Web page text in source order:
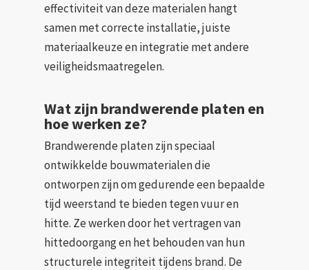
effectiviteit van deze materialen hangt
samen met correcte installatie, juiste
materiaalkeuze en integratie met andere
veiligheidsmaatregelen.
Wat zijn brandwerende platen en
hoe werken ze?
Brandwerende platen zijn speciaal
ontwikkelde bouwmaterialen die
ontworpen zijn om gedurende een bepaalde
tijd weerstand te bieden tegen vuur en
hitte. Ze werken door het vertragen van
hittedoorgang en het behouden van hun
structurele integriteit tijdens brand. De